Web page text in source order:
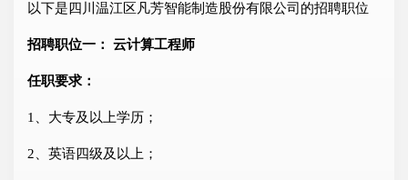
以下是四川温江区凡芳智能制造股份有限公司的招聘职位
招聘职位一： 云计算工程师
任职要求：
1、大专及以上学历；
2、英语四级及以上；